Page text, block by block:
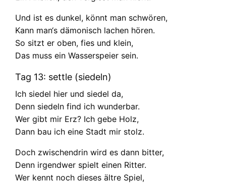
Und ist es dunkel, könnt man schwören,
Kann man‘s dämonisch lachen hören.
So sitzt er oben, fies und klein,
Das muss ein Wasserspeier sein.
Tag 13: settle (siedeln)
Ich siedel hier und siedel da,
Denn siedeln find ich wunderbar.
Wer gibt mir Erz? Ich gebe Holz,
Dann bau ich eine Stadt mir stolz.
Doch zwischendrin wird es dann bitter,
Denn irgendwer spielt einen Ritter.
Wer kennt noch dieses ältre Spiel,